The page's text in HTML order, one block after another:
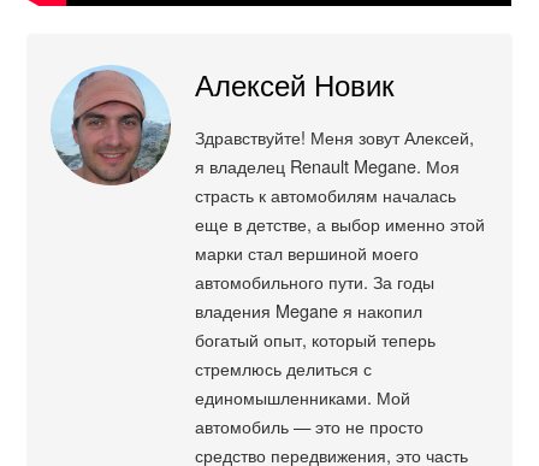
Алексей Новик
Здравствуйте! Меня зовут Алексей,
я владелец Renault Megane. Моя
страсть к автомобилям началась
еще в детстве, а выбор именно этой
марки стал вершиной моего
автомобильного пути. За годы
владения Megane я накопил
богатый опыт, который теперь
стремлюсь делиться с
единомышленниками. Мой
автомобиль — это не просто
средство передвижения, это часть